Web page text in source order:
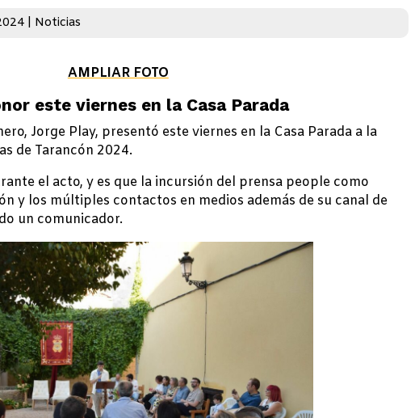
Noticias
AMPLIAR FOTO
este viernes en la Casa Parada
Jorge Play, presentó este viernes en la Casa Parada a la
de Tarancón 2024.
el acto, y es que la incursión del prensa people como
y los múltiples contactos en medios además de su canal de
un comunicador.